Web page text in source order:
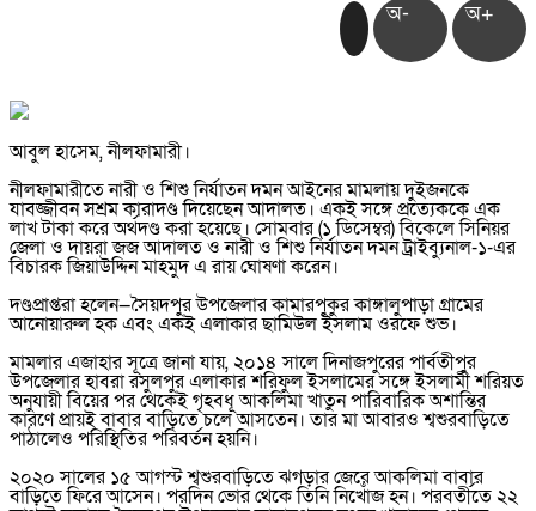
অ- অ+
আবুল হাসেম, নীলফামারী।
নীলফামারীতে নারী ও শিশু নির্যাতন দমন আইনের মামলায় দুইজনকে
যাবজ্জীবন সশ্রম কারাদণ্ড দিয়েছেন আদালত। একই সঙ্গে প্রত্যেককে এক
লাখ টাকা করে অর্থদণ্ড করা হয়েছে। সোমবার (১ ডিসেম্বর) বিকেলে সিনিয়র
জেলা ও দায়রা জজ আদালত ও নারী ও শিশু নির্যাতন দমন ট্রাইব্যুনাল-১-এর
বিচারক জিয়াউদ্দিন মাহমুদ এ রায় ঘোষণা করেন।
দণ্ডপ্রাপ্তরা হলেন—সৈয়দপুর উপজেলার কামারপুকুর কাঙ্গালুপাড়া গ্রামের
আনোয়ারুল হক এবং একই এলাকার ছামিউল ইসলাম ওরফে শুভ।
মামলার এজাহার সূত্রে জানা যায়, ২০১৪ সালে দিনাজপুরের পার্বতীপুর
উপজেলার হাবরা রসুলপুর এলাকার শরিফুল ইসলামের সঙ্গে ইসলামী শরিয়ত
অনুযায়ী বিয়ের পর থেকেই গৃহবধূ আকলিমা খাতুন পারিবারিক অশান্তির
কারণে প্রায়ই বাবার বাড়িতে চলে আসতেন। তার মা আবারও শ্বশুরবাড়িতে
পাঠালেও পরিস্থিতির পরিবর্তন হয়নি।
২০২০ সালের ১৫ আগস্ট শ্বশুরবাড়িতে ঝগড়ার জেরে আকলিমা বাবার
বাড়িতে ফিরে আসেন। পরদিন ভোর থেকে তিনি নিখোঁজ হন। পরবর্তীতে ২২